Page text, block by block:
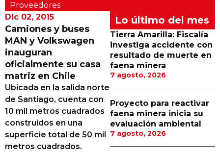
Minería Superficie
Minerí­a Subterránea
Proveedores
Canal Digital
Columnas de Opinión
Designaciones
Calendario de Eventos
Proveedores
Dic 02, 2015
Camiones y buses
MAN y Volkswagen
inauguran
oficialmente su casa
matriz en Chile
Ubicada en la salida norte
de Santiago, cuenta con
10 mil metros cuadrados
construidos en una
superficie total de 50 mil
metros cuadrados.
Lo último del mes
Tierra Amarilla: Fiscalía
investiga accidente con
resultado de muerte en
faena minera
7 agosto, 2026
Proyecto para reactivar
faena minera inicia su
evaluación ambiental
7 agosto, 2026